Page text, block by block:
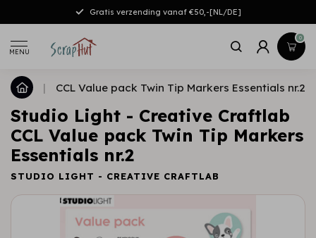
Gratis verzending vanaf €50,-[NL/DE]
MENU
0
| CCL Value pack Twin Tip Markers Essentials nr.2
Studio Light - Creative Craftlab
CCL Value pack Twin Tip Markers
Essentials nr.2
STUDIO LIGHT - CREATIVE CRAFTLAB